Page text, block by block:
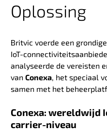
Oplossing
Britvic voerde een
IoT-
analyseerde de vereisten
vanConexa, het speciaal
samen met het
Conexa: wereldwijd
carrier-niveau